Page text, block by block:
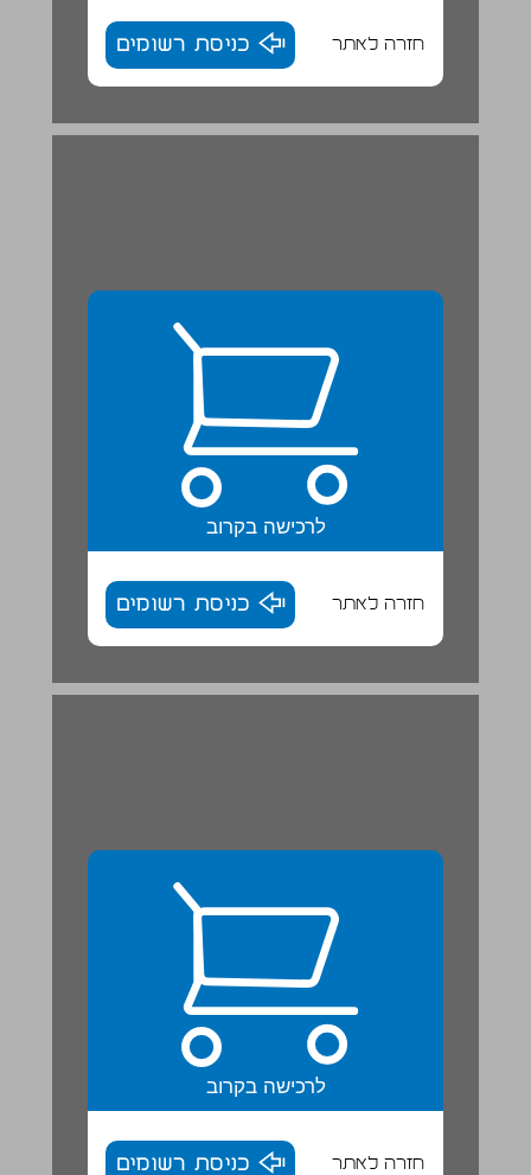
חזרה לאתר כניסת רשומים
לרכישה בקרוב
חזרה לאתר כניסת רשומים
לרכישה בקרוב
חזרה לאתר כניסת רשומים